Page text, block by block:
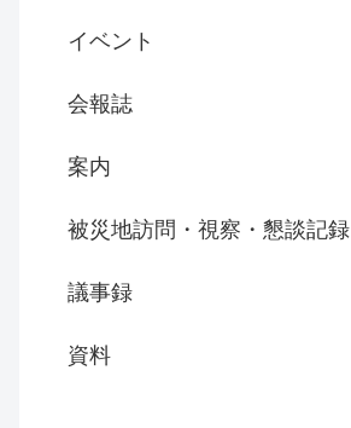
イベント
会報誌
案内
被災地訪問・視察・懇談記録
議事録
資料